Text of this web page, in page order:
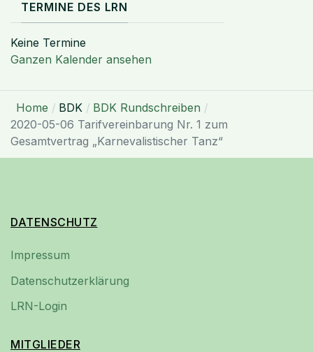
TERMINE DES LRN
Keine Termine
Ganzen Kalender ansehen
Home BDK
BDK Rundschreiben
2020-05-06 Tarifvereinbarung Nr. 1 zum
Gesamtvertrag „Karnevalistischer Tanz“
DATENSCHUTZ
Impressum
Datenschutzerklärung
LRN-Login
MITGLIEDER